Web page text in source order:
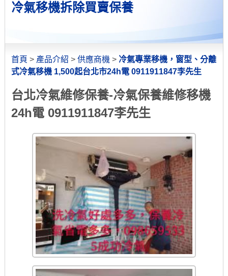
冷氣移機拆除買賣保養
首頁 > 產品介紹 > 供應商機 > 冷氣專業移機，窗型、分離
式冷氣移機 1,500起台北市24h電 0911911847李先生
台北冷氣維修保養-冷氣保養維修移機
24h電 0911911847李先生